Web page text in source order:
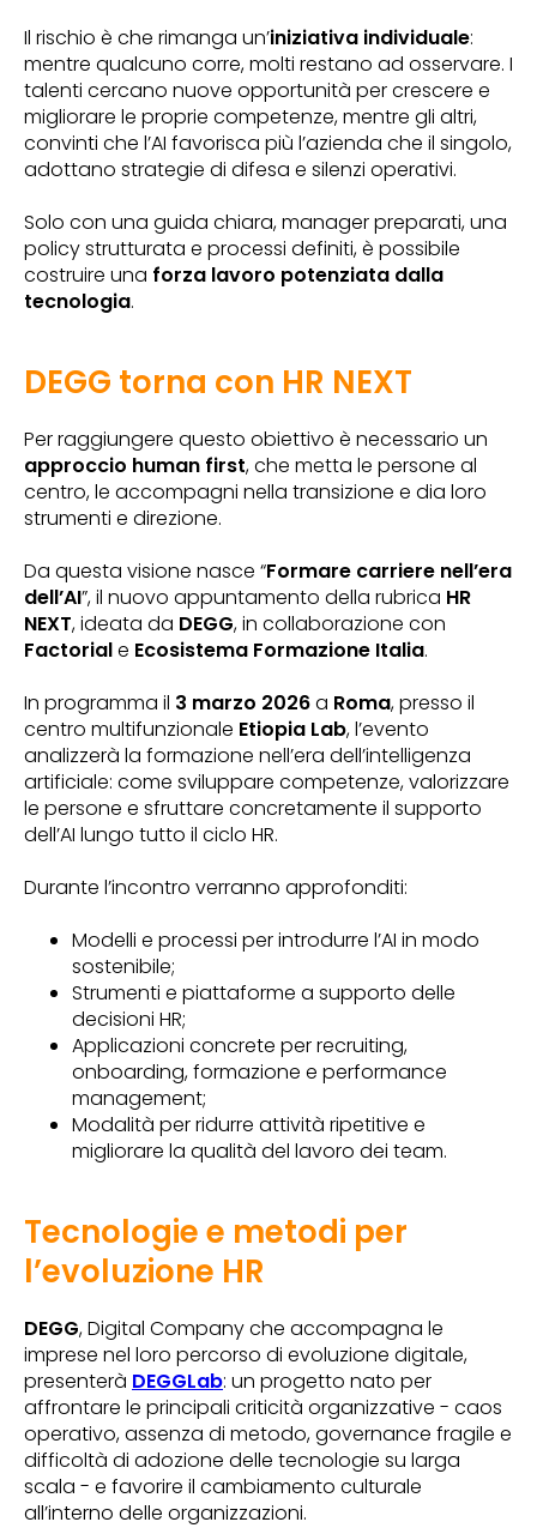
Il rischio è che rimanga un’iniziativa individuale:
mentre qualcuno corre, molti restano ad osservare. I
talenti cercano nuove opportunità per crescere e
migliorare le proprie competenze, mentre gli altri,
convinti che l’AI favorisca più l’azienda che il singolo,
adottano strategie di difesa e silenzi operativi.
Solo con una guida chiara, manager preparati, una
policy strutturata e processi definiti, è possibile
costruire una forza lavoro potenziata dalla
tecnologia.
DEGG torna con HR NEXT
Per raggiungere questo obiettivo è necessario un
approccio human first, che metta le persone al
centro, le accompagni nella transizione e dia loro
strumenti e direzione.
Da questa visione nasce “Formare carriere nell’era
dell’AI”, il nuovo appuntamento della rubrica HR
NEXT, ideata da DEGG, in collaborazione con
Factoriale Ecosistema Formazione Italia.
In programma il 3 marzo 2026a Roma, presso il
centro multifunzionale Etiopia Lab, l’evento
analizzerà la formazione nell’era dell’intelligenza
artificiale: come sviluppare competenze, valorizzare
le persone e sfruttare concretamente il supporto
dell’AI lungo tutto il ciclo HR.
Durante l’incontro verranno approfonditi:
Modelli e processi per introdurre l’AI in modo
sostenibile;
Strumenti e piattaforme a supporto delle
decisioni HR;
Applicazioni concrete per recruiting,
onboarding, formazione e performance
management;
Modalità per ridurre attività ripetitive e
migliorare la qualità del lavoro dei team.
Tecnologie e metodi per
l’evoluzione HR
DEGG, Digital Company che accompagna le
imprese nel loro percorso di evoluzione digitale,
presenterà DEGGLab: un progetto nato per
affrontare le principali criticità organizzative - caos
operativo, assenza di metodo, governance fragile e
difficoltà di adozione delle tecnologie su larga
scala - e favorire il cambiamento culturale
all’interno delle organizzazioni.